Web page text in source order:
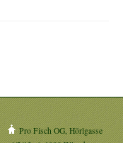
Pro Fisch OG, Hörlgasse